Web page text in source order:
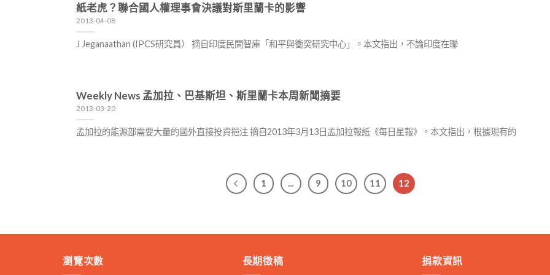
紙老虎？聯合國人權理事會決議對斯里蘭卡的影響
2013-04-08
J Jeganaathan (IPCS研究員） 摘自印度民間智庫「和平與衝突研究中心」。本文指出，不論印度在聯
Weekly News 孟加拉、巴基斯坦、斯里蘭卡本周新聞摘要
2013-03-20
孟加拉的能源部需要大量的國外直接投資挹注 摘自2013年3月13日孟加拉報紙《每日星報》。本文指出，根據現有的
1 ... 9 10 11 12
瀏覽次數 長期徵稿 捐款資訊